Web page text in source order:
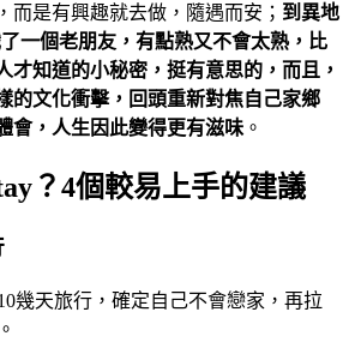
而是有興趣就去做，隨遇而安； 到異地
了一個老朋友，有點熟又不會太熟，比
才知道的小秘密，挺有意思的，而且，
的文化衝擊，回頭重新對焦自己家鄉
會，人生因此變得更有滋味 。
？4個較易上手的建議
幾天旅行，確定自己不會戀家，再拉